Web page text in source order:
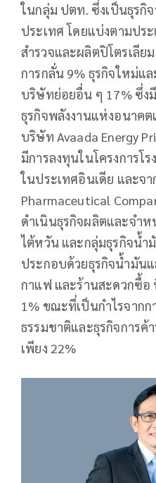
ในกลุ่ม ปตท. ซึ่งเป็นธุรกิ
ประเทศ โดยแบ่งตามปร
สำรวจและผลิตปิโตรเลีย
การกลั่น 9% ธุรกิจใหม่แ
บริษัทย่อยอื่น ๆ 17% ซึ่ง
ธุรกิจพลังงานแห่งอนาค
บริษัท Avaada Energy
มีการลงทุนในโครงการโ
ในประเทศอินเดีย และจ
Pharmaceutical
ดำเนินธุรกิจผลิตและจำ
ไต้หวัน และกลุ่มธุรกิจน้ำ
ประกอบด้วยธุรกิจน้ำมัน
กาแฟ และร้านสะดวกซื้อ
1% ขณะที่เป็นกำไรจากก
ธรรมชาติและธุรกิจการค้
เพียง 22%